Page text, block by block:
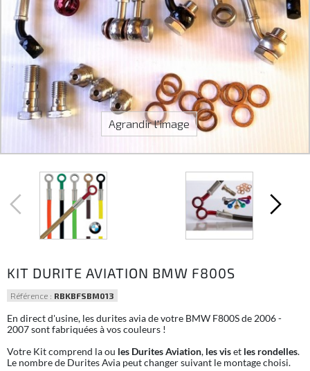
Agrandir l'image
KIT DURITE AVIATION BMW F800S
Référence : RBKBFSBM013
En direct d'usine, les durites avia de votre BMW F800S de 2006 -
2007 sont fabriquées à vos couleurs !
Votre Kit comprend la ou les Durites Aviation, les viset les rondelles.
Le nombre de Durites Avia peut changer suivant le montage choisi.